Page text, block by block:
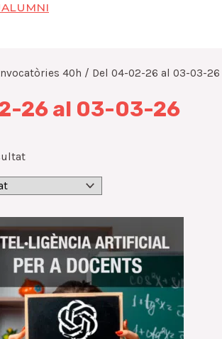
40h / Del 04-02-26 al 03-03-26
26 al 03-03-26